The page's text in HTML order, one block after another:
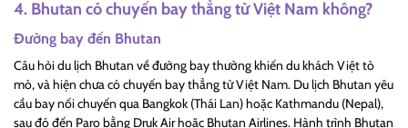
4. Bhutan có chuyến bay thẳng từ Việt Nam không?
Đường bay đến Bhutan
Câu hỏi du lịch Bhutan về đường bay thường khiến du khách Việt tò
mò, và hiện chưa có chuyến bay thẳng từ Việt Nam. Du lịch Bhutan yêu
cầu bay nối chuyến qua Bangkok (Thái Lan) hoặc Kathmandu (Nepal),
sau đó đến Paro bằng Druk Air hoặc Bhutan Airlines. Hành trình Bhutan